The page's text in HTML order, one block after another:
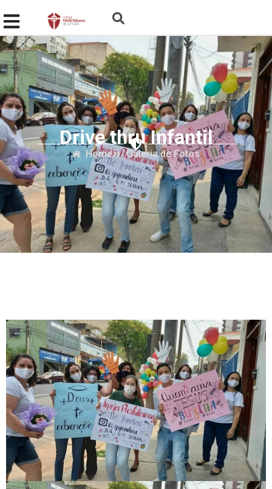
Drive thru Infantil
Home Galeria de Fotos